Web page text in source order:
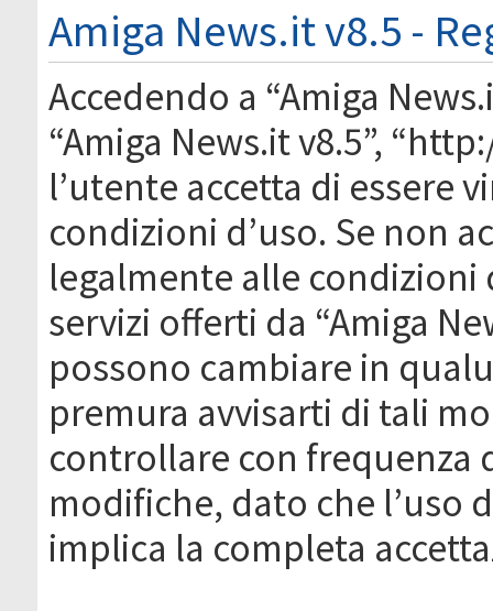
Amiga News.it v8.5 -
Accedendo a “Amiga
“Amiga News.it v8.5”,
l’utente accetta di essere
condizioni d’uso. Se non
legalmente alle condizioni
servizi offerti da “Amiga
possono cambiare in
premura avvisarti di tali
controllare con frequenza
modifiche, dato che l’uso
implica la completa